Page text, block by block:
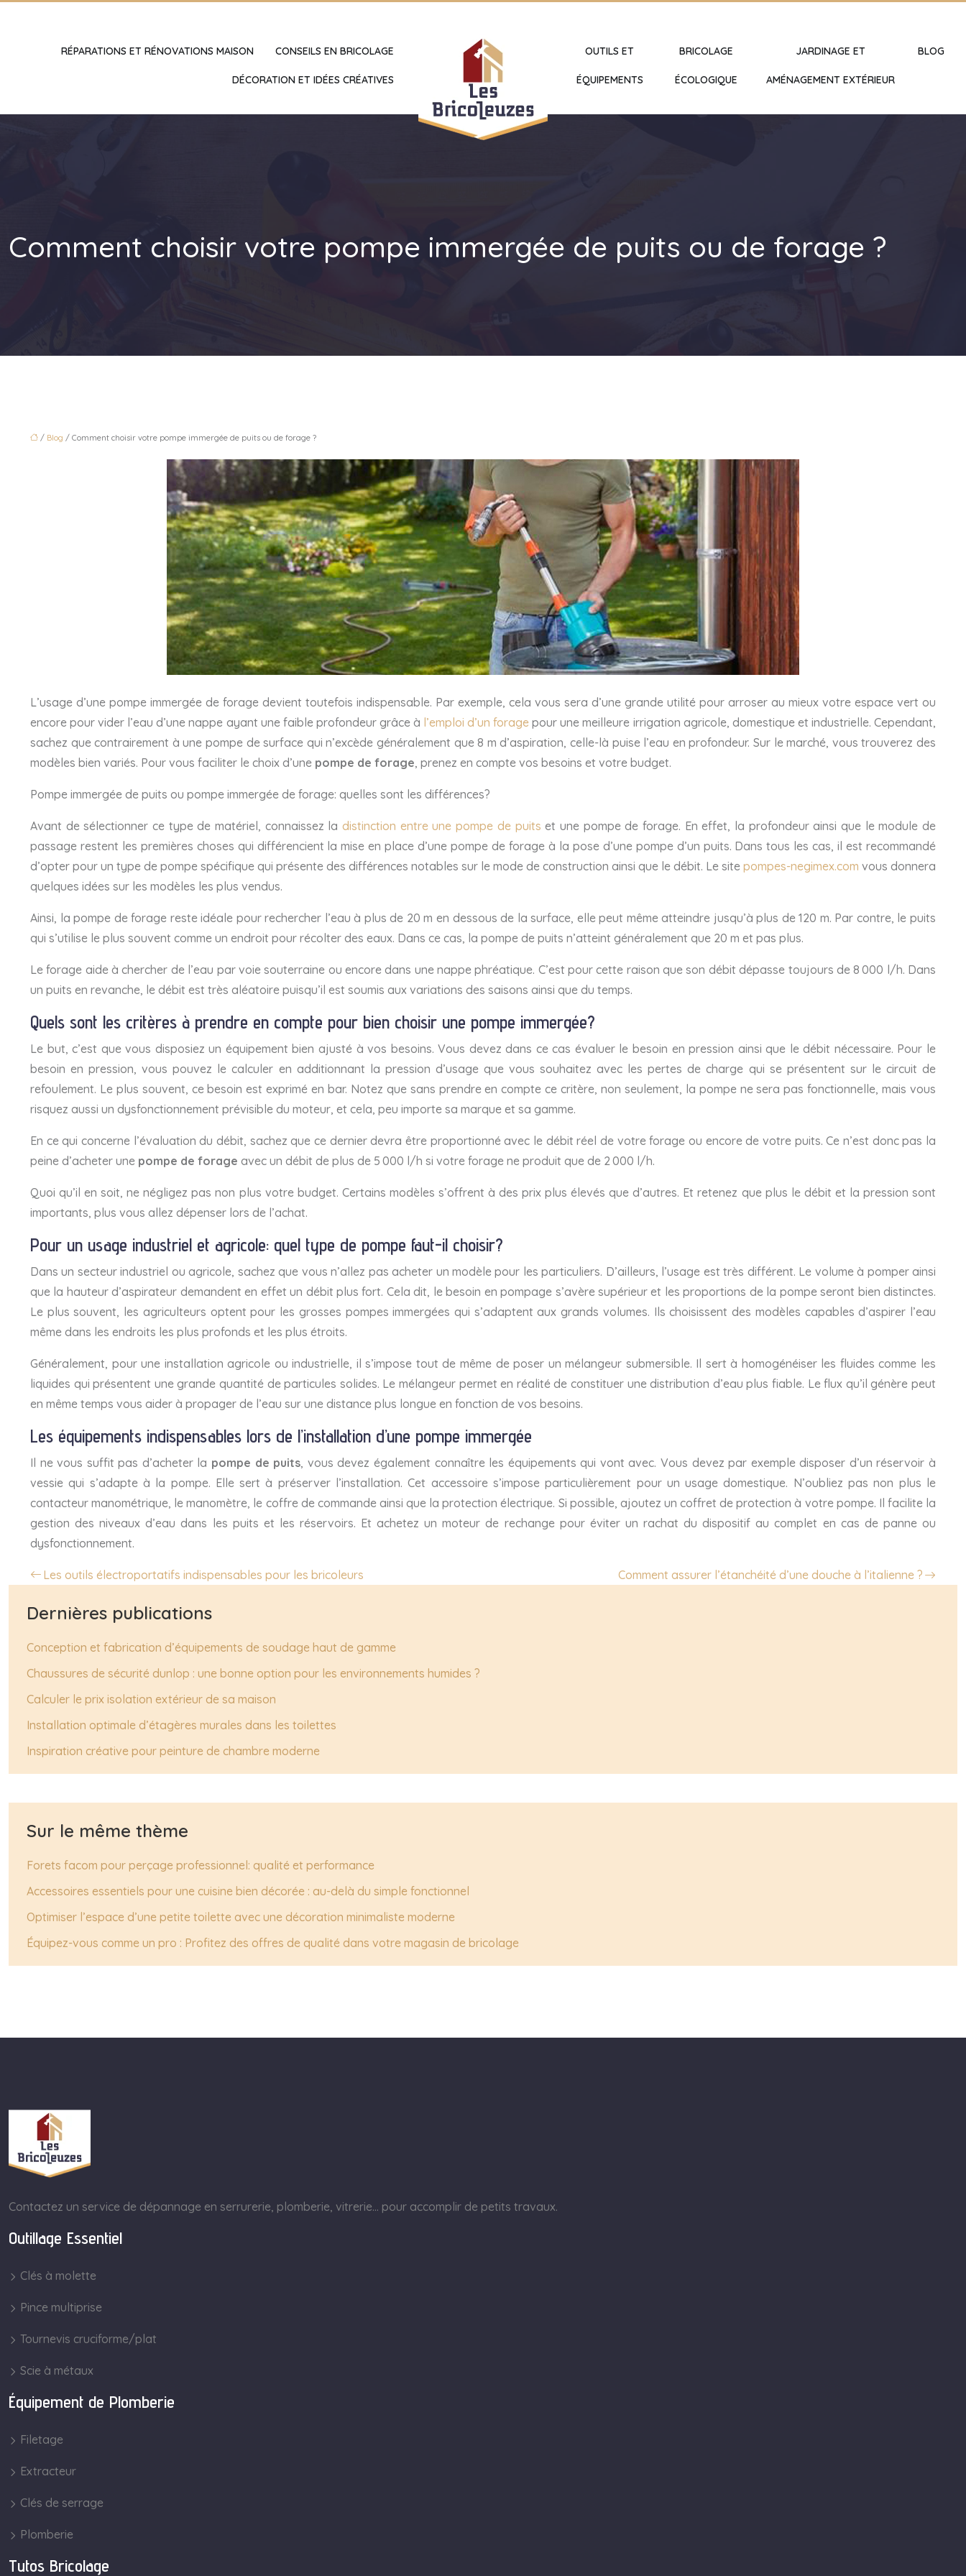
CONSEILS EN BRICOLAGE
RÉPARATIONS ET RÉNOVATIONS MAISON
DÉCORATION ET IDÉES CRÉATIVES
OUTILS ET
ÉQUIPEMENTS
BRICOLAGE
ÉCOLOGIQUE
JARDINAGE ET
AMÉNAGEMENT EXTÉRIEUR
BLOG
Comment choisir votre pompe immergée de puits ou de forage ?
/ Blog / Comment choisir votre pompe immergée de puits ou de forage ?
L’usage d’une pompe immergée de forage devient toutefois indispensable. Par exemple, cela vous sera d’une grande utilité pour arroser au mieux votre espace vert ou
encore pour vider l’eau d’une nappe ayant une faible profondeur grâce à l’emploi d’un forage pour une meilleure irrigation agricole, domestique et industrielle. Cependant,
sachez que contrairement à une pompe de surface qui n’excède généralement que 8 m d’aspiration, celle-là puise l’eau en profondeur. Sur le marché, vous trouverez des
modèles bien variés. Pour vous faciliter le choix d’une pompe de forage, prenez en compte vos besoins et votre budget.
Pompe immergée de puits ou pompe immergée de forage: quelles sont les différences?
Avant de sélectionner ce type de matériel, connaissez ladistinction entre une pompe de puits et une pompe de forage. En effet, la profondeur ainsi que le module de
passage restent les premières choses qui différencient la mise en place d’une pompe de forage à la pose d’une pompe d’un puits. Dans tous les cas, il est recommandé
d’opter pour un type de pompe spécifique qui présente des différences notables sur le mode de construction ainsi que le débit. Le site pompes-negimex.com vous donnera
quelques idées sur les modèles les plus vendus.
Ainsi, la pompe de forage reste idéale pour rechercher l’eau à plus de 20 m en dessous de la surface, elle peut même atteindre jusqu’à plus de 120 m. Par contre, le puits
qui s’utilise le plus souvent comme un endroit pour récolter des eaux. Dans ce cas, la pompe de puits n’atteint généralement que 20 m et pas plus.
Le forage aide à chercher de l’eau par voie souterraine ou encore dans une nappe phréatique. C’est pour cette raison que son débit dépasse toujours de 8 000 l/h. Dans
un puits en revanche, le débit est très aléatoire puisqu’il est soumis aux variations des saisons ainsi que du temps.
Quels sont les critères à prendre en compte pour bien choisir une pompe immergée?
Le but, c’est que vous disposiez un équipement bien ajusté à vos besoins. Vous devez dans ce cas évaluer le besoin en pression ainsi que le débit nécessaire. Pour le
besoin en pression, vous pouvez le calculer en additionnant la pression d’usage que vous souhaitez avec les pertes de charge qui se présentent sur le circuit de
refoulement. Le plus souvent, ce besoin est exprimé en bar. Notez que sans prendre en compte ce critère, non seulement, la pompe ne sera pas fonctionnelle, mais vous
risquez aussi un dysfonctionnement prévisible du moteur, et cela, peu importe sa marque et sa gamme.
En ce qui concerne l’évaluation du débit, sachez que ce dernier devra être proportionné avec le débit réel de votre forage ou encore de votre puits. Ce n’est donc pas la
peine d’acheter une pompe de forage avec un débit de plus de 5 000 l/h si votre forage ne produit que de 2 000 l/h.
Quoi qu’il en soit, ne négligez pas non plus votre budget. Certains modèles s’offrent à des prix plus élevés que d’autres. Et retenez que plus le débit et la pression sont
importants, plus vous allez dépenser lors de l’achat.
Pour un usage industriel et agricole: quel type de pompe faut-il choisir?
Dans un secteur industriel ou agricole, sachez que vous n’allez pas acheter un modèle pour les particuliers. D’ailleurs, l’usage est très différent. Le volume à pomper ainsi
que la hauteur d’aspirateur demandent en effet un débit plus fort. Cela dit, le besoin en pompage s’avère supérieur et les proportions de la pompe seront bien distinctes.
Le plus souvent, les agriculteurs optent pour les grosses pompes immergées qui s’adaptent aux grands volumes. Ils choisissent des modèles capables d’aspirer l’eau
même dans les endroits les plus profonds et les plus étroits.
Généralement, pour une installation agricole ou industrielle, il s’impose tout de même de poser un mélangeur submersible. Il sert à homogénéiser les fluides comme les
liquides qui présentent une grande quantité de particules solides. Le mélangeur permet en réalité de constituer une distribution d’eau plus fiable. Le flux qu’il génère peut
en même temps vous aider à propager de l’eau sur une distance plus longue en fonction de vos besoins.
Les équipements indispensables lors de l’installation d’une pompe immergée
Il ne vous suffit pas d’acheter la pompe de puits, vous devez également connaître les équipements qui vont avec. Vous devez par exemple disposer d’un réservoir à
vessie qui s’adapte à la pompe. Elle sert à préserver l’installation. Cet accessoire s’impose particulièrement pour un usage domestique. N’oubliez pas non plus le
contacteur manométrique, le manomètre, le coffre de commande ainsi que la protection électrique. Si possible, ajoutez un coffret de protection à votre pompe. Il facilite la
gestion des niveaux d’eau dans les puits et les réservoirs. Et achetez un moteur de rechange pour éviter un rachat du dispositif au complet en cas de panne ou
dysfonctionnement.
Les outils électroportatifs indispensables pour les bricoleurs Comment assurer l’étanchéité d’une douche à l’italienne ?
Dernières publications
Conception et fabrication d’équipements de soudage haut de gamme
Chaussures de sécurité dunlop : une bonne option pour les environnements humides ?
Calculer le prix isolation extérieur de sa maison
Installation optimale d’étagères murales dans les toilettes
Inspiration créative pour peinture de chambre moderne
Sur le même thème
Forets facom pour perçage professionnel: qualité et performance
Accessoires essentiels pour une cuisine bien décorée : au-delà du simple fonctionnel
Optimiser l’espace d’une petite toilette avec une décoration minimaliste moderne
Équipez-vous comme un pro : Profitez des offres de qualité dans votre magasin de bricolage
Contactez un service de dépannage en serrurerie, plomberie, vitrerie… pour accomplir de petits travaux.
Outillage Essentiel
Clés à molette
Pince multiprise
Tournevis cruciforme/plat
Scie à métaux
Équipement de Plomberie
Filetage
Extracteur
Clés de serrage
Plomberie
Tutos Bricolage